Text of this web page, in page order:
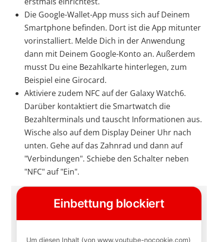
Die Google-Wallet-App muss sich auf Deinem
Smartphone befinden. Dort ist die App mitunter
vorinstalliert. Melde Dich in der Anwendung
dann mit Deinem Google-Konto an. Außerdem
musst Du eine Bezahlkarte hinterlegen, zum
Beispiel eine Girocard.
Aktiviere zudem NFC auf der Galaxy Watch6.
Darüber kontaktiert die Smartwatch die
Bezahlterminals und tauscht Informationen aus.
Wische also auf dem Display Deiner Uhr nach
unten. Gehe auf das Zahnrad und dann auf
"Verbindungen". Schiebe den Schalter neben
"NFC" auf "Ein".